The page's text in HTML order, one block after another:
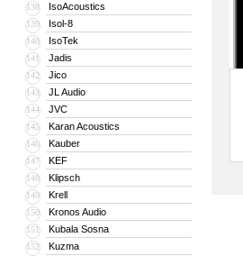
138 IsoAcoustics
139 Isol-8
140 IsoTek
141 Jadis
142 Jico
143 JL Audio
144 JVC
145 Karan Acoustics
146 Kauber
147 KEF
148 Klipsch
149 Krell
150 Kronos Audio
151 Kubala Sosna
152 Kuzma